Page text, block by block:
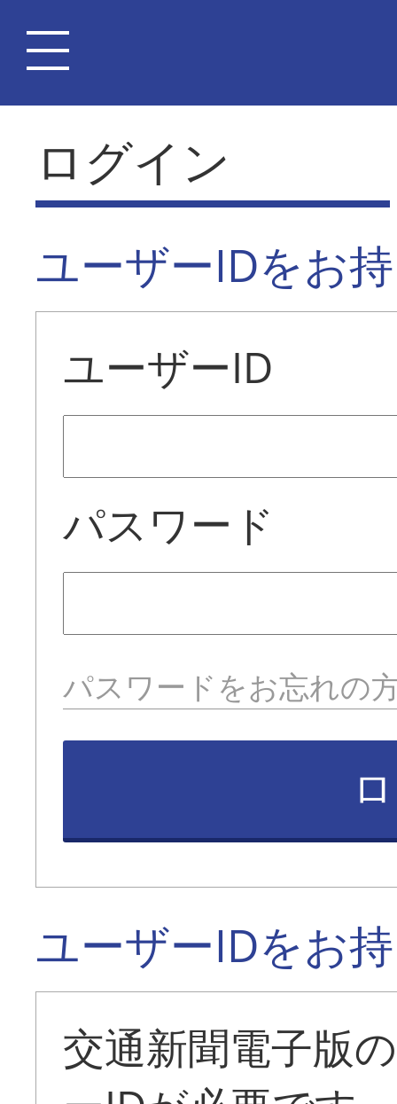
ログイン
ユーザーIDをお
ユーザーID
パスワード
パスワードをお忘れの
ユーザーIDをお
交通新聞電子版